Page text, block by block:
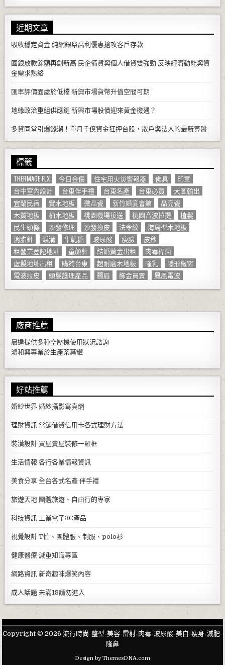
近期文章
吸收穩定資金 純網銀祭高利優惠搶攻客戶存款
國銀放款餘額再創新高 民企備貨與個人借貸雙強勁 反映經濟動能與資
金需求熱絡
匯率評價面處於低檔 新興市場貨幣升值空間可期
地緣政治重組供應鏈 新興市場股債迎來黃金機遇？
多貸同堂引爆錢潮！單月千億資金狂押台股，散戶與法人的最新算盤
標籤
THERMAGE FLX 今日金價 住宅用火災警報器 佛具
印章
台中室內設計
台東伴手禮 台東名產 台東必買
大圖輸出
宜蘭民宿
實木地板 微晶瓷 新竹婚宴會館
晶亮瓷
木質地板
柚木地板 桃園機場接送 桃園音波拉提
植髮
民生頭條
沙發修理 沙發換皮 法令紋
海島型木地板
消脂針
淚溝 牛軋糖 玻尿酸 瘦臉
皮秒
租營業登記地址
童顏針 結婚黃金出租
肉毒桿菌
虛擬地址出租
購夠台東 超耐磨木地板 隆乳
隱形鐵窗
電波拉皮
頭髮護理產品 飄眉 飾金買賣 鳳凰電波
廠商推薦
晨達提供多種空壓機使用狀況諮詢
鴻和興專業於生產茶葉罐
好站推薦
婚紗世界 婚紗攝影寫真網
理財資訊 當舖借貸信用卡各式理財方法
裝潢設計 買屋賣屋裝修一羅框
生活情報 各行各業情報資訊
美食分享 全台各式名產 伴手禮
旅遊天地 團體旅遊、自由行的專家
科技資訊 工業電子3C產品
視覺設計 T恤、團體服、制服、polo衫
健康醫療 減重知識專區
網路資訊 新奇趣味爆笑內容
成人話題 未滿18請勿進入
Copyright © 2026 流行時尚-整型-美容-雷射-肉毒-玻尿酸-美白-瘦身-減肥-
隆鼻
Design by ThemesDNA.com